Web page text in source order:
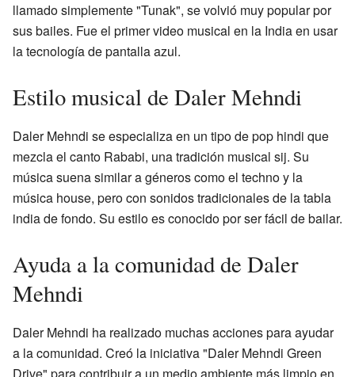
llamado simplemente "Tunak", se volvió muy popular por
sus bailes. Fue el primer video musical en la India en usar
la tecnología de pantalla azul.
Estilo musical de Daler Mehndi
Daler Mehndi se especializa en un tipo de pop hindi que
mezcla el canto Rababi, una tradición musical sij. Su
música suena similar a géneros como el techno y la
música house, pero con sonidos tradicionales de la tabla
india de fondo. Su estilo es conocido por ser fácil de bailar.
Ayuda a la comunidad de Daler
Mehndi
Daler Mehndi ha realizado muchas acciones para ayudar
a la comunidad. Creó la iniciativa "Daler Mehndi Green